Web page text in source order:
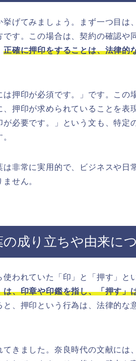
挙げてみましょう。まず一つ目は
す。この場合は、契約の確認や
正確に押印をすることは、法律的
押印が必須です。」です。この
押印が求められていることを表
が必要です。」という文も、特定
非常に実用的で、ビジネスや日
せん。
の成り立ちや由来に
使われていた「印」と「押す」と
は、印章や印鑑を指し、「押す」
と、押印という行為は、法律的な
きました。奈良時代の文献には